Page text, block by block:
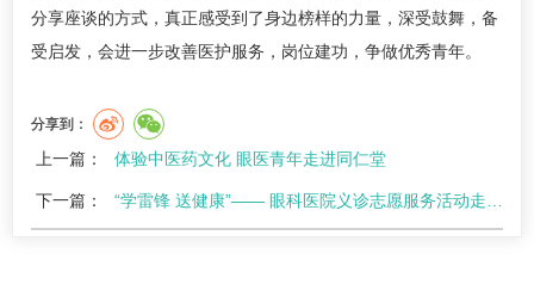
分享座谈的方式，真正感受到了身边榜样的力量，深受鼓舞，备
受启发，会进一步改善医护服务，岗位建功，争做优秀青年。
分享到：
上一篇： 体验中医药文化 眼医青年走进同仁堂
下一篇： “学雷锋 送健康”—— 眼科医院义诊志愿服务活动走进社区